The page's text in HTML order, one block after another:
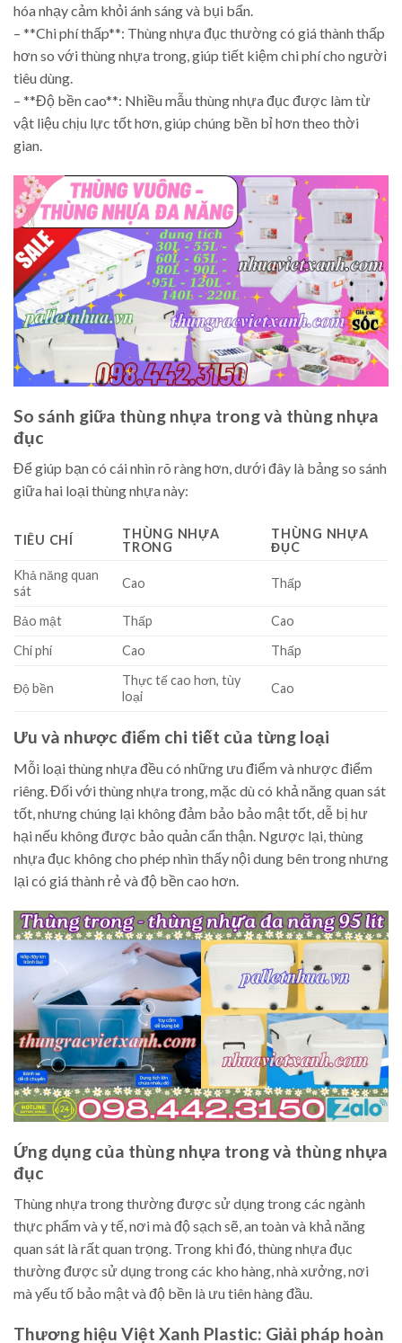
hóa nhạy cảm khỏi ánh sáng và bụi bẩn.
– **Chi phí thấp**: Thùng nhựa đục thường có giá thành thấp
hơn so với thùng nhựa trong, giúp tiết kiệm chi phí cho người
tiêu dùng.
– **Độ bền cao**: Nhiều mẫu thùng nhựa đục được làm từ
vật liệu chịu lực tốt hơn, giúp chúng bền bỉ hơn theo thời
gian.
So sánh giữa thùng nhựa trong và thùng nhựa
đục
Để giúp bạn có cái nhìn rõ ràng hơn, dưới đây là bảng so sánh
giữa hai loại thùng nhựa này:
TIÊU CHÍ
THÙNG NHỰA
TRONG
THÙNG NHỰA
ĐỤC
Khả năng quan
sát
Cao Thấp
Bảo mật Thấp
Cao
Chi phí
Cao Thấp
Độ bền
Thực tế cao hơn, tùy
loại
Cao
Ưu và nhược điểm chi tiết của từng loại
Mỗi loại thùng nhựa đều có những ưu điểm và nhược điểm
riêng. Đối với thùng nhựa trong, mặc dù có khả năng quan sát
tốt, nhưng chúng lại không đảm bảo bảo mật tốt, dễ bị hư
hại nếu không được bảo quản cẩn thận. Ngược lại, thùng
nhựa đục không cho phép nhìn thấy nội dung bên trong nhưng
lại có giá thành rẻ và độ bền cao hơn.
Ứng dụng của thùng nhựa trong và thùng nhựa
đục
Thùng nhựa trong thường được sử dụng trong các ngành
thực phẩm và y tế, nơi mà độ sạch sẽ, an toàn và khả năng
quan sát là rất quan trọng. Trong khi đó, thùng nhựa đục
thường được sử dụng trong các kho hàng, nhà xưởng, nơi
mà yếu tố bảo mật và độ bền là ưu tiên hàng đầu.
Thương hiệu Việt Xanh Plastic: Giải pháp hoàn